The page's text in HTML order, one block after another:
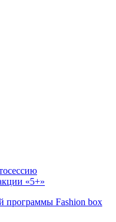
«5+»
программы Fashion box